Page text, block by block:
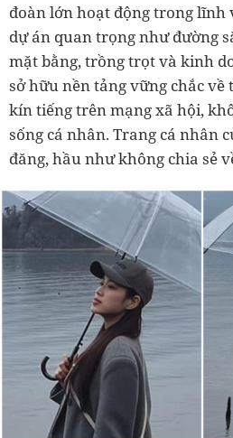
đoàn lớn hoạt động trong lĩnh
dự án quan trọng như đường
mặt bằng, trồng trọt và kinh
sở hữu nền tảng vững chắc
kín tiếng trên mạng xã hội,
sống cá nhân. Trang cá nhân
đăng, hầu như không chia sẻ